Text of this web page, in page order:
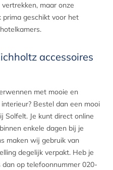
maar onze
prima geschikt voor het
accessoires
met mooie en
Bestel dan een mooi
Solfelt. Je kunt direct online
enkele dagen bij je
maken wij gebruik van
degelijk verpakt. Heb je
op telefoonnummer 020-